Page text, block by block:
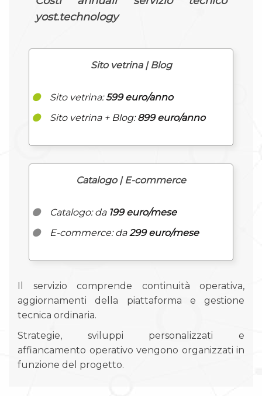
yost.technology
Sito vetrina | Blog
Sito vetrina:599 euro/anno
Sito vetrina + Blog:899 euro/anno
Catalogo | E-commerce
Catalogo: da 199 euro/mese
E-commerce: da299 euro/mese
Il servizio comprende continuità operativa,
aggiornamenti della piattaforma e gestione
tecnica ordinaria.
Strategie, sviluppi personalizzati e
affiancamento operativo vengono organizzati in
funzione del progetto.